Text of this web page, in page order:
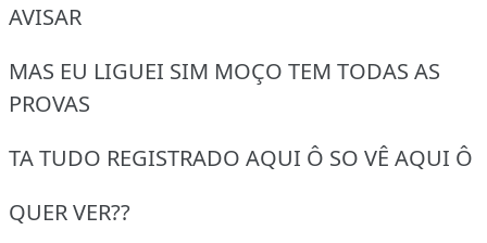
AVISAR
MAS EU LIGUEI SIM MOÇO TEM TODAS AS
PROVAS
TA TUDO REGISTRADO AQUI Ô SO VÊ AQUI Ô
QUER VER??